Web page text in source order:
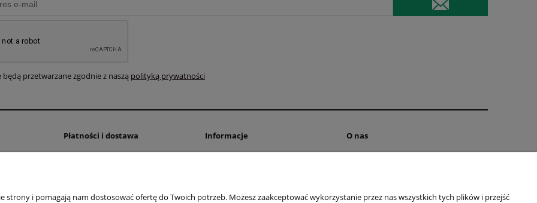
będą przetwarzane zgodnie z naszą polityką prywatności
Płatności i dostawa Informacje O nas
strony i pomagają nam dostosować ofertę do Twoich potrzeb. Możesz zaakceptować wykorzystanie przez nas wszystkich tych plików i przejść